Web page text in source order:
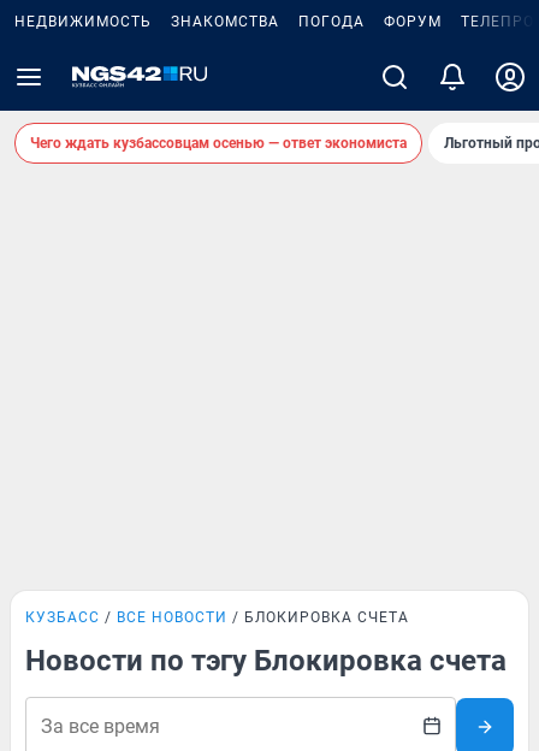
НЕДВИЖИМОСТЬ ЗНАКОМСТВА ПОГОДА ФОРУМ
Чего ждать кузбассовцам осенью — ответ экономиста Льготный
КУЗБАСС ВСЕ НОВОСТИ БЛОКИРОВКА СЧЕТА
Новости по тэгу Блокировка счета